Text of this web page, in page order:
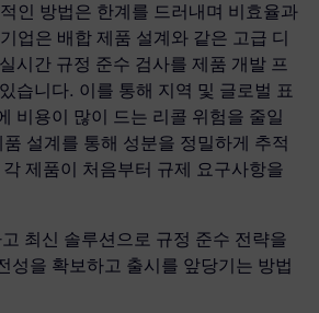
인 방법은 한계를 드러내며 비효율과
업은 배합 제품 설계와 같은 고급 디
시간 규정 준수 검사를 제품 개발 프
습니다. 이를 통해 지역 및 글로벌 표
비용이 많이 드는 리콜 위험을 줄일
설계를 통해 성분을 정밀하게 추적
제품이 처음부터 규제 요구사항을
최신 솔루션으로 규정 준수 전략을
성을 확보하고 출시를 앞당기는 방법